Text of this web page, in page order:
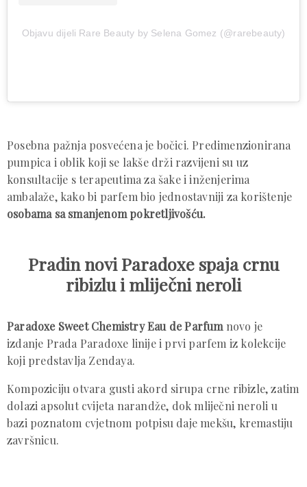
Objavu dijeli Rare Beauty by Selena Gomez (@rarebeauty)
Posebna pažnja posvećena je bočici. Predimenzionirana
pumpica i oblik koji se lakše drži razvijeni su uz
konsultacije s terapeutima za šake i inženjerima
ambalaže, kako bi parfem bio jednostavniji za korištenje
osobama sa smanjenom pokretljivošću.
Pradin novi Paradoxe spaja crnu
ribizlu i mliječni neroli
Paradoxe Sweet Chemistry Eau de Parfum novo je
izdanje Prada Paradoxe linije i prvi parfem iz kolekcije
koji predstavlja Zendaya.
Kompoziciju otvara gusti akord sirupa crne ribizle, zatim
dolazi apsolut cvijeta narandže, dok mliječni neroli u
bazi poznatom cvjetnom potpisu daje mekšu, kremastiju
završnicu.